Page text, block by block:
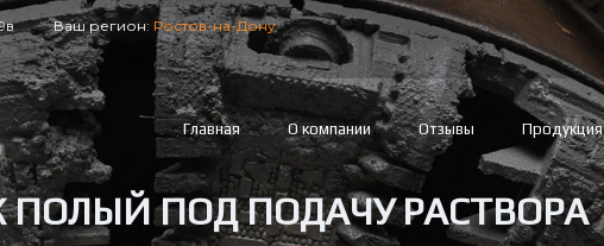
Ваш регион: Ростов-на-Дону
Главная О компании Отзывы Продукция
ПОЛЫЙ ПОД ПОДАЧУ РАСТВОРА